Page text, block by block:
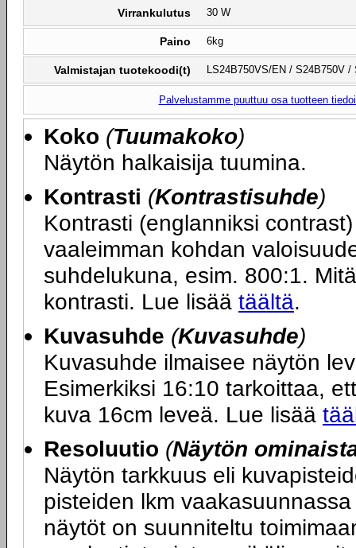
Virrankulutus 30 W
Paino 6kg
Valmistajan tuotekoodi(t) LS24B750VS/EN / S24B750V
Palvelustamme puuttuu osa tuotteen
Koko (Tuumakoko)
Näytön halkaisija tuumina.
Kontrasti (Kontrastisuhde)
Kontrasti (englanniksi
vaaleimman kohdan
suhdelukuna, esim. 800:1.
kontrasti. Lue lisää täältä.
Kuvasuhde (Kuvasuhde)
Kuvasuhde ilmaisee näytön
Esimerkiksi 16:10 tarkoittaa,
kuva 16cm leveä. Lue lisää
Resoluutio (Näytön
Näytön tarkkuus eli
pisteiden lkm
näytöt on suunniteltu